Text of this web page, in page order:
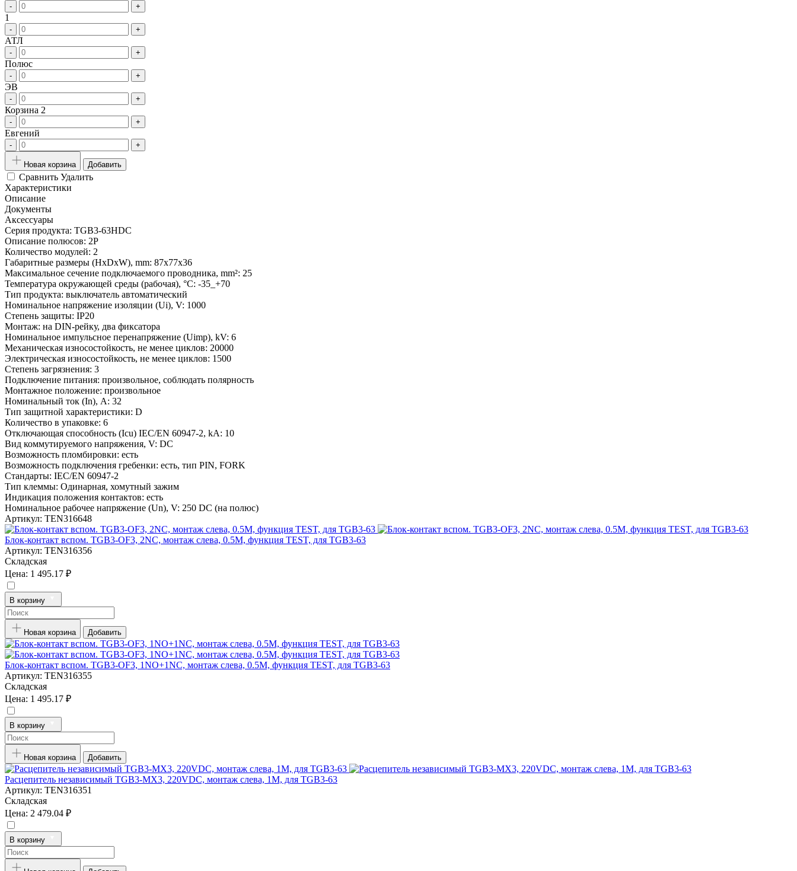
- +
1
- +
АТЛ
- +
Полюс
- +
ЭВ
- +
Корзина 2
- +
Евгений
- +
Новая корзина Добавить
Сравнить Удалить
Характеристики
Описание
Документы
Аксессуары
Серия продукта: TGB3-63HDC
Описание полюсов: 2P
Количество модулей: 2
Габаритные размеры (HxDxW), mm: 87x77x36
Максимальное сечение подключаемого проводника, mm²: 25
Температура окружающей среды (рабочая), °С: -35_+70
Тип продукта: выключатель автоматический
Номинальное напряжение изоляции (Ui), V: 1000
Степень защиты: IP20
Монтаж: на DIN-рейку, два фиксатора
Номинальное импульсное перенапряжение (Uimp), kV: 6
Механическая износостойкость, не менее циклов: 20000
Электрическая износостойкость, не менее циклов: 1500
Степень загрязнения: 3
Подключение питания: произвольное, соблюдать полярность
Монтажное положение: произвольное
Номинальный ток (In), A: 32
Тип защитной характеристики: D
Количество в упаковке: 6
Отключающая способность (Icu) IEC/EN 60947-2, kA: 10
Вид коммутируемого напряжения, V: DC
Возможность пломбировки: есть
Возможность подключения гребенки: есть, тип PIN, FORK
Стандарты: IEC/EN 60947-2
Тип клеммы: Одинарная, хомутный зажим
Индикация положения контактов: есть
Номинальное рабочее напряжение (Un), V: 250 DC (на полюс)
Артикул: TEN316648
Блок-контакт вспом. TGB3-OF3, 2NC, монтаж слева, 0.5M, функция TEST, для TGB3-63
Артикул: TEN316356
Складская
Цена: 1 495.17 ₽
В корзину
Новая корзина Добавить
Блок-контакт вспом. TGB3-OF3, 1NO+1NC, монтаж слева, 0.5M, функция TEST, для TGB3-63
Артикул: TEN316355
Складская
Цена: 1 495.17 ₽
В корзину
Новая корзина Добавить
Расцепитель независимый TGB3-MX3, 220VDC, монтаж слева, 1M, для TGB3-63
Артикул: TEN316351
Складская
Цена: 2 479.04 ₽
В корзину